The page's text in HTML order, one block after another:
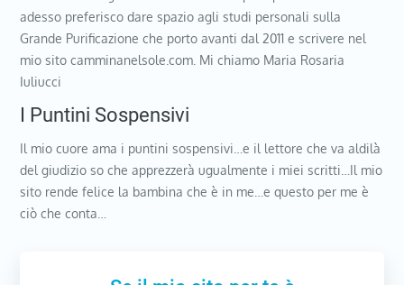
adesso preferisco dare spazio agli studi personali sulla
Grande Purificazione che porto avanti dal 2011 e scrivere nel
mio sito camminanelsole.com. Mi chiamo Maria Rosaria
Iuliucci
I Puntini Sospensivi
Il mio cuore ama i puntini sospensivi…e il lettore che va aldilà
del giudizio so che apprezzerà ugualmente i miei scritti…Il mio
sito rende felice la bambina che è in me…e questo per me è
ciò che conta…